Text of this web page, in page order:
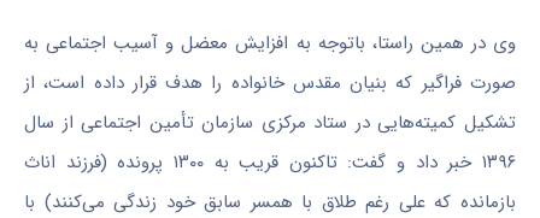
وی در همین راستا، باتوجه به افزایش معضل و آسیب اجتماعی به
صورت فراگیر که بنیان مقدس خانواده را هدف قرار داده است، از
تشکیل کمیته‌هایی در ستاد مرکزی سازمان تأمین اجتماعی از سال
۱۳۹۶ خبر داد و گفت: تاکنون قریب به ۱۳۰۰ پرونده (فرزند اناث
بازمانده که علی رغم طلاق با همسر سابق خود زندگی می‌کنند) با